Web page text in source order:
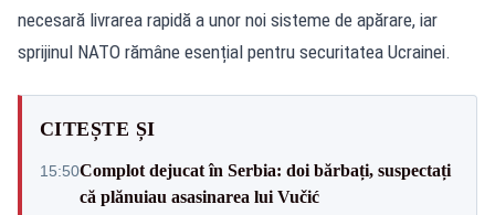
necesară livrarea rapidă a unor noi sisteme de apărare, iar
sprijinul NATO rămâne esențial pentru securitatea Ucrainei.
CITEȘTE ȘI
15:50Complot dejucat în Serbia: doi bărbați, suspectați
că plănuiau asasinarea lui Vučić